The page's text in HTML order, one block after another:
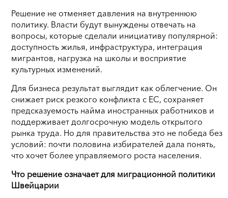
Решение не отменяет давления на внутреннюю
политику. Власти будут вынуждены отвечать на
вопросы, которые сделали инициативу популярной:
доступность жилья, инфраструктура, интеграция
мигрантов, нагрузка на школы и восприятие
культурных изменений.
Для бизнеса результат выглядит как облегчение. Он
снижает риск резкого конфликта с ЕС, сохраняет
предсказуемость найма иностранных работников и
поддерживает долгосрочную модель открытого
рынка труда. Но для правительства это не победа без
условий: почти половина избирателей дала понять,
что хочет более управляемого роста населения.
Что решение означает для миграционной политики
Швейцарии